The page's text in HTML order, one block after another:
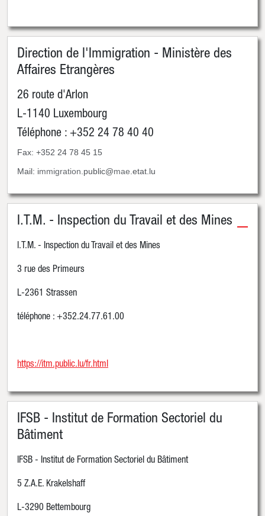
Direction de l'Immigration - Ministère des
Affaires Etrangères
26 route d'Arlon
L-1140 Luxembourg
Téléphone : +352 24 78 40 40
Fax: +352 24 78 45 15
Mail: immigration.public@mae.etat.lu
I.T.M. - Inspection du Travail et des Mines
I.T.M. - Inspection du Travail et des Mines
3 rue des Primeurs
L-2361 Strassen
téléphone : +352.24.77.61.00
https://itm.public.lu/fr.html
IFSB - Institut de Formation Sectoriel du
Bâtiment
IFSB - Institut de Formation Sectoriel du Bâtiment
5 Z.A.E. Krakelshaff
L-3290 Bettembourg